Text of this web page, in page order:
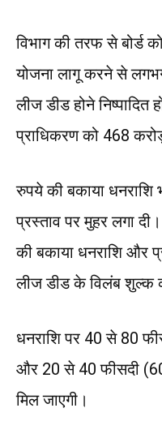
विभाग की तरफ से बोर्ड
योजना लागू करने से
लीज डीड होने
प्राधिकरण को 468
रुपये की बकाया धनराशि
प्रस्ताव पर मुहर लगा
की बकाया धनराशि और
लीज डीड के विलंब शुल्क
धनराशि पर 40 से 80
और 20 से 40 फीसदी
मिल जाएगी।